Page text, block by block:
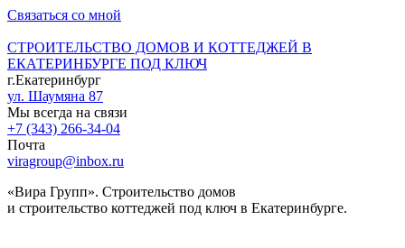
Связаться со мной
СТРОИТЕЛЬСТВО ДОМОВ И КОТТЕДЖЕЙ В
ЕКАТЕРИНБУРГЕ ПОД КЛЮЧ
г.Екатеринбург
ул. Шаумяна 87
Мы всегда на связи
+7 (343) 266-34-04
Почта
viragroup@inbox.ru
«Вира Групп». Строительство домов
и строительство коттеджей под ключ в Екатеринбурге.